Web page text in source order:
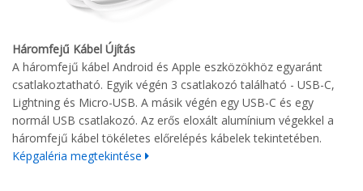
Háromfejű Kábel Újítás
A háromfejű kábel Android és Apple eszközökhöz egyaránt
csatlakoztatható. Egyik végén 3 csatlakozó található - USB-C,
Lightning és Micro-USB. A másik végén egy USB-C és egy
normál USB csatlakozó. Az erős eloxált alumínium végekkel a
háromfejű kábel tökéletes előrelépés kábelek tekintetében.
Képgaléria megtekintése